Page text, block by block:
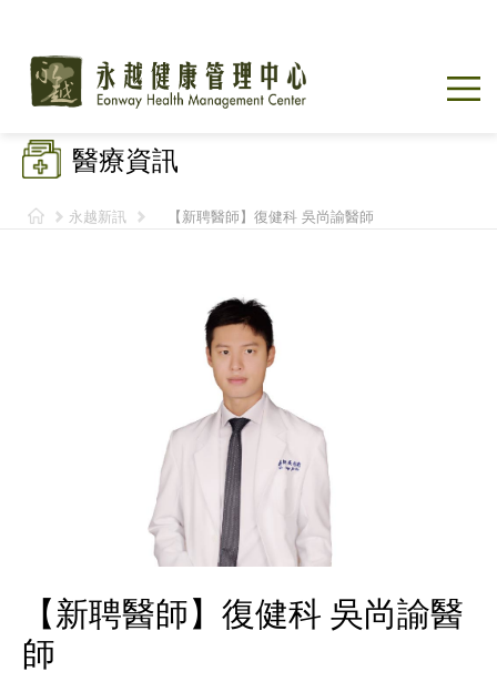
醫療資訊
永越新訊 【新聘醫師】復健科 吳尚諭醫師
【新聘醫師】復健科 吳尚諭醫
師